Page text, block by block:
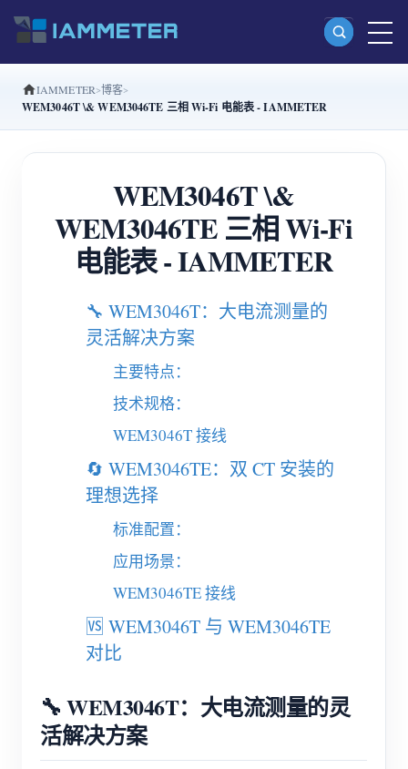
产品
三相 Wi-Fi 电能表 (WEM3080T)
三相 Wi-Fi 电能表 (WEM3046T)
三相 Wi-Fi 电能表 (WEM3050T)
WiFi 功率控制器
IAMMETER Cloud Pro
私有化部署服务
电动汽车充电桩
虚拟电表
能源预测与仿真系统
应用
光伏系统能源监控
用电监控
光伏热水器控制系统
家庭自动化
工厂能源监控
商店
资源
文档
教程视频
贡献者计划
贡献者中心
解决方案
联系我们
IAMMETER 博客
WEM3046T \& WEM3046TE 三相 Wi-Fi 电能表 - IAMMETER
WEM3046T \&
WEM3046TE 三相 Wi-Fi
电能表 - IAMMETER
🔧 WEM3046T：大电流测量的
灵活解决方案
主要特点：
技术规格：
WEM3046T 接线
🔄 WEM3046TE：双 CT 安装的
理想选择
标准配置：
应用场景：
WEM3046TE 接线
🆚 WEM3046T 与 WEM3046TE
对比
🔧 WEM3046T：大电流测量的灵
活解决方案